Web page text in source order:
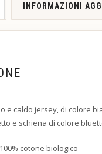
INFORMAZIONI
e caldo jersey, di colore
e schiena di colore
cotone biologico